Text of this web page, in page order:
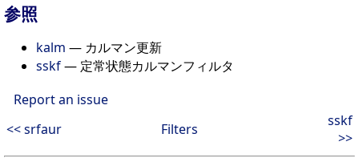
参照
kalm — カルマン更新
sskf— 定常状態カルマンフィルタ
Report an issue
<< srfaur
Filters
sskf
>>